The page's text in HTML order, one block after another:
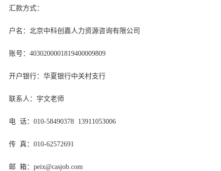
汇款方式：
户名：北京中科创嘉人力资源咨询有限公司
账号：4030200001819400009809
开户银行：华夏银行中关村支行
联系人：宇文老师
电 话：010-58490378 13911053006
传 真：010-62572691
邮 箱：peix@casjob.com